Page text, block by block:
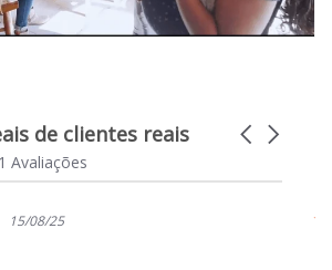
de clientes reais
Carousel
Avaliações
5.0
star
15/08/25